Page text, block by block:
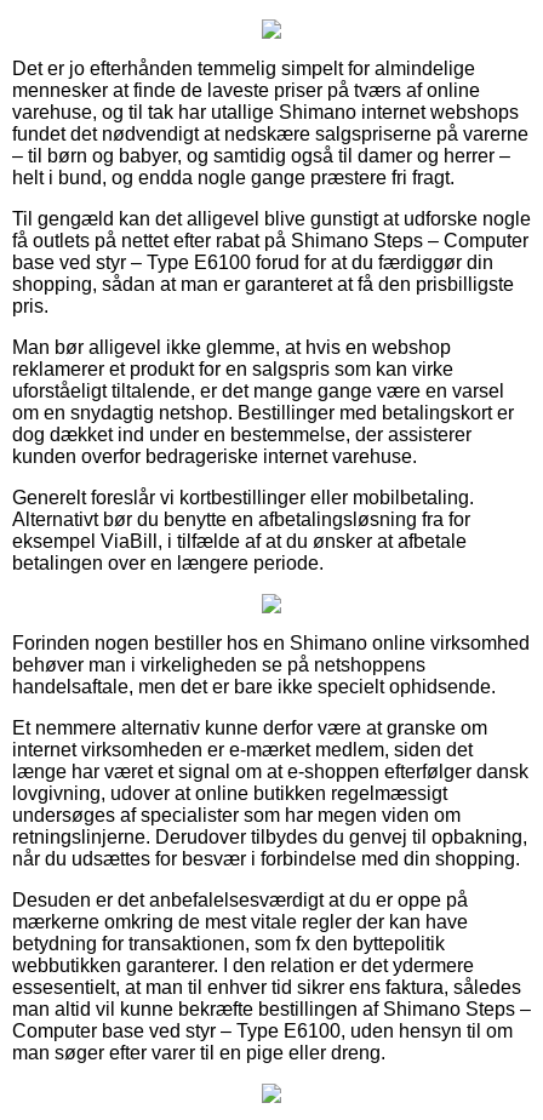
Det er jo efterhånden temmelig simpelt for almindelige
mennesker at finde de laveste priser på tværs af online
varehuse, og til tak har utallige Shimano internet webshops
fundet det nødvendigt at nedskære salgspriserne på varerne
– til børn og babyer, og samtidig også til damer og herrer –
helt i bund, og endda nogle gange præstere fri fragt.
Til gengæld kan det alligevel blive gunstigt at udforske nogle
få outlets på nettet efter rabat på Shimano Steps – Computer
base ved styr – Type E6100 forud for at du færdiggør din
shopping, sådan at man er garanteret at få den prisbilligste
pris.
Man bør alligevel ikke glemme, at hvis en webshop
reklamerer et produkt for en salgspris som kan virke
uforståeligt tiltalende, er det mange gange være en varsel
om en snydagtig netshop. Bestillinger med betalingskort er
dog dækket ind under en bestemmelse, der assisterer
kunden overfor bedrageriske internet varehuse.
Generelt foreslår vi kortbestillinger eller mobilbetaling.
Alternativt bør du benytte en afbetalingsløsning fra for
eksempel ViaBill, i tilfælde af at du ønsker at afbetale
betalingen over en længere periode.
Forinden nogen bestiller hos en Shimano online virksomhed
behøver man i virkeligheden se på netshoppens
handelsaftale, men det er bare ikke specielt ophidsende.
Et nemmere alternativ kunne derfor være at granske om
internet virksomheden er e-mærket medlem, siden det
længe har været et signal om at e-shoppen efterfølger dansk
lovgivning, udover at online butikken regelmæssigt
undersøges af specialister som har megen viden om
retningslinjerne. Derudover tilbydes du genvej til opbakning,
når du udsættes for besvær i forbindelse med din shopping.
Desuden er det anbefalelsesværdigt at du er oppe på
mærkerne omkring de mest vitale regler der kan have
betydning for transaktionen, som fx den byttepolitik
webbutikken garanterer. I den relation er det ydermere
essesentielt, at man til enhver tid sikrer ens faktura, således
man altid vil kunne bekræfte bestillingen af Shimano Steps –
Computer base ved styr – Type E6100, uden hensyn til om
man søger efter varer til en pige eller dreng.